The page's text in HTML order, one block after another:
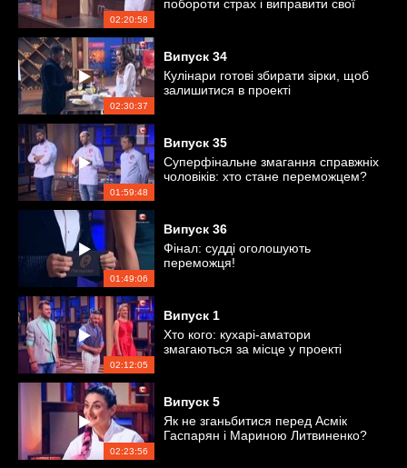
02:20:58
побороти страх і виправити свої
02:30:37
Випуск 34
Кулінари готові збирати зірки, щоб
залишитися в проекті
01:59:48
Випуск 35
Суперфінальне змагання справжніх
чоловіків: хто стане переможцем?
01:49:06
Випуск 36
Фінал: судді оголошують
переможця!
02:12:05
Випуск 1
Хто кого: кухарі-аматори
змагаються за місце у проекті
02:23:56
Випуск 5
Як не зганьбитися перед Асмік
Гаспарян і Мариною Литвиненко?